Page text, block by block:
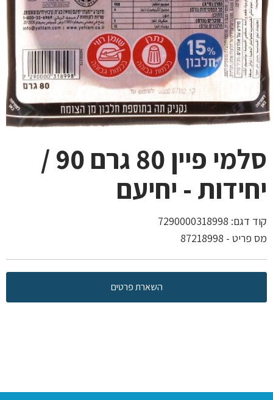
סלמי פיין 80 גרם 90 /
יחידות - יחיעם
קוד דגם: 7290000318998
מס פריט - 87218998
השארת פרטים